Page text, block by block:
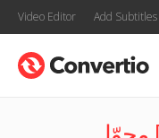
Video Editor Add